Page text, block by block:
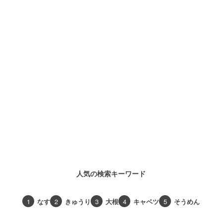
人気の検索キーワード
1 なす 2 きゅうり 3 大根 4 キャベツ 5 そうめん